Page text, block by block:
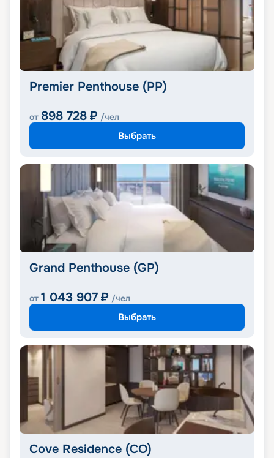
Premier Penthouse (PP)
от 898 728 ₽ /чел
Выбрать
Grand Penthouse (GP)
от 1 043 907 ₽ /чел
Выбрать
Cove Residence (CO)